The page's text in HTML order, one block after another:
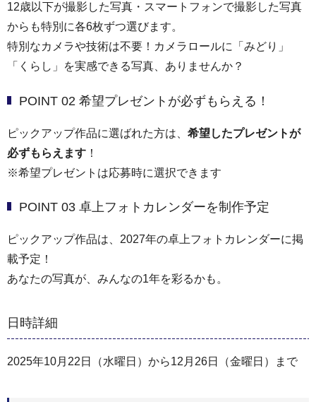
12歳以下が撮影した写真・スマートフォンで撮影した写真
からも特別に各6枚ずつ選びます。
特別なカメラや技術は不要！カメラロールに「みどり」
「くらし」を実感できる写真、ありませんか？
POINT 02 希望プレゼントが必ずもらえる！
ピックアップ作品に選ばれた方は、 希望したプレゼントが
必ずもらえます ！
※希望プレゼントは応募時に選択できます
POINT 03 卓上フォトカレンダーを制作予定
ピックアップ作品は、2027年の卓上フォトカレンダーに掲
載予定！
あなたの写真が、みんなの1年を彩るかも。
日時詳細
2025年10月22日（水曜日）から12月26日（金曜日）まで